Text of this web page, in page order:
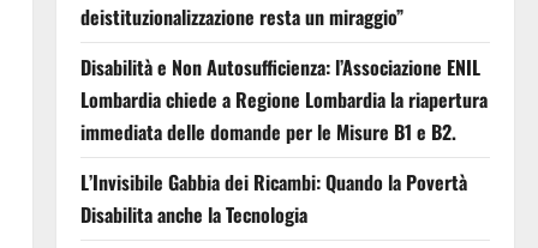
deistituzionalizzazione resta un miraggio”
Disabilità e Non Autosufficienza: l’Associazione ENIL
Lombardia chiede a Regione Lombardia la riapertura
immediata delle domande per le Misure B1 e B2.
L’Invisibile Gabbia dei Ricambi: Quando la Povertà
Disabilita anche la Tecnologia